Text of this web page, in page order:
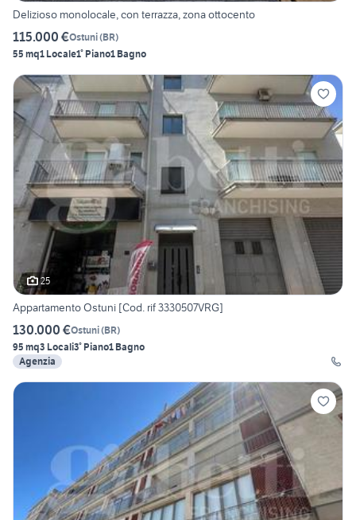
Delizioso monolocale, con terrazza, zona ottocento
115.000 €Ostuni(BR)
55 mq1 Locale1° Piano1 Bagno
25
Appartamento Ostuni [Cod. rif 3330507VRG]
130.000 €Ostuni(BR)
95 mq3 Locali3° Piano1 Bagno
Agenzia